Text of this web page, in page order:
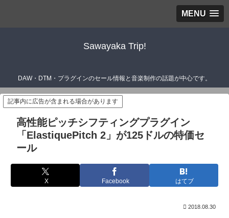
MENU
Sawayaka Trip!
DAW・DTM・プラグインのセール情報と音楽制作の話題が中心です。
記事内に広告が含まれる場合があります
高性能ピッチシフティングプラグイン
「ElastiquePitch 2」が125ドルの特価セ
ール
X Facebook はてブ
2018.08.30